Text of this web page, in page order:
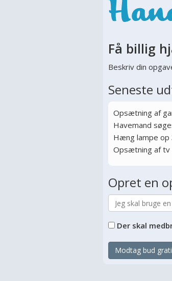
Få billig
Beskriv din
Seneste
Opsætning af
Havemand
Hæng lampe op
Opsætning af tv
Opret en
Der skal
Modtag bud